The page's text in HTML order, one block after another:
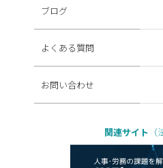
ブログ
よくある質問
お問い合わせ
関連サイト